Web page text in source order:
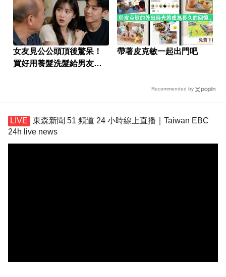
女友見公公頭頂後驚呆！
買好用養髮洗髮給男友引
帶著皮克敏一起出門吧
Recommended by
東森新聞 51 頻道 24 小時線上直播｜Taiwan EBC
24h live news